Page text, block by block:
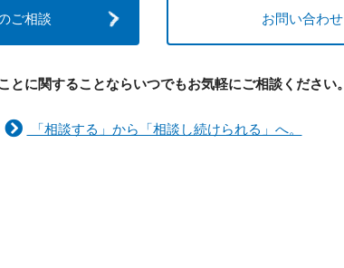
ご相談 お問い合わせ
とに関することならいつでもお気軽にご相談ください。
「相談する」から「相談し続けられる」へ。